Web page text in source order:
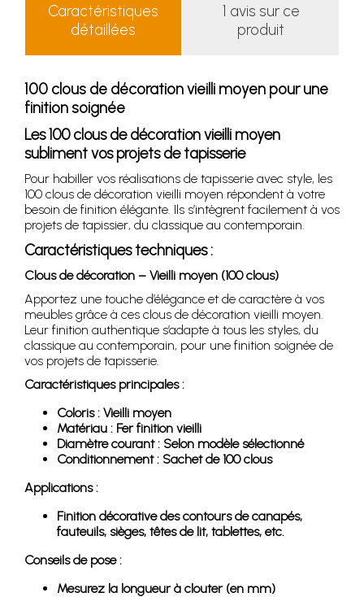
Caractéristiques
détaillées
1 avis sur ce
produit
100 clous de décoration vieilli moyen pour une
finition soignée
Les 100 clous de décoration vieilli moyen
subliment vos projets de tapisserie
Pour habiller vos réalisations de tapisserie avec style, les
100 clous de décoration vieilli moyen répondent à votre
besoin de finition élégante. Ils s’intègrent facilement à vos
projets de tapissier, du classique au contemporain.
Caractéristiques techniques :
Clous de décoration – Vieilli moyen (100 clous)
Apportez une touche d’élégance et de caractère à vos
meubles grâce à ces clous de décoration vieilli moyen.
Leur finition authentique s’adapte à tous les styles, du
classique au contemporain, pour une finition soignée de
vos projets de tapisserie.
Caractéristiques principales :
Coloris : Vieilli moyen
Matériau : Fer finition vieilli
Diamètre courant : Selon modèle sélectionné
Conditionnement : Sachet de 100 clous
Applications :
Finition décorative des contours de canapés,
fauteuils, sièges, têtes de lit, tablettes, etc.
Conseils de pose :
Mesurez la longueur à clouter (en mm)